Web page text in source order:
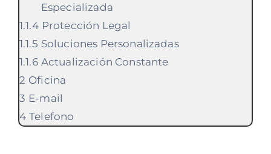
Especializada
Protección Legal
Soluciones Personalizadas
Actualización Constante
Oficina
E-mail
Telefono